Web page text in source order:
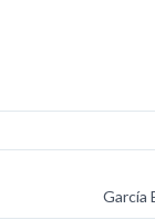
García